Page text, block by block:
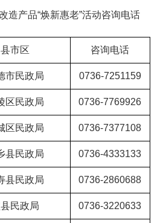
造产品“焕新惠老”活动咨询电话
县市区 咨询电话
市民政局 0736-7251159
区民政局 0736-7769926
区民政局 0736-7377108
县民政局 0736-4333133
县民政局 0736-2860688
民政局 0736-3220633